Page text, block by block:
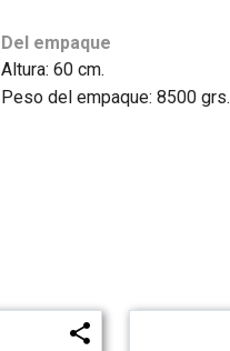
Del empaque
Altura: 60 cm.
Peso del empaque: 8500 grs.